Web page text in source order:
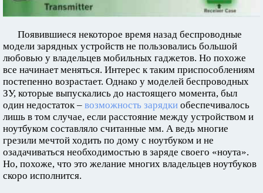
Появившиеся некоторое время назад беспроводные
модели зарядных устройств не пользовались большой
любовью у владельцев мобильных гаджетов. Но похоже
все начинает меняться. Интерес к таким приспособлениям
постепенно возрастает. Однако у моделей беспроводных
ЗУ, которые выпускались до настоящего момента, был
один недостаток – возможность зарядки обеспечивалось
лишь в том случае, если расстояние между устройством и
ноутбуком составляло считанные мм. А ведь многие
грезили мечтой ходить по дому с ноутбуком и не
озадачиваться необходимостью в заряде своего «ноута».
Но, похоже, что это желание многих владельцев ноутбуков
скоро исполнится.